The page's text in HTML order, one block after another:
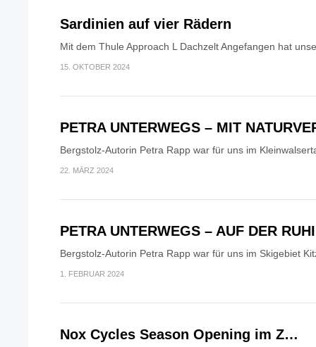
Sardinien auf vier Rädern
Mit dem Thule Approach L Dachzelt Angefangen hat
15. OKTOBER 2024
PETRA UNTERWEGS – MIT
Bergstolz-Autorin Petra Rapp war für uns im
22. MÄRZ 2024
PETRA UNTERWEGS – AUF DER
Bergstolz-Autorin Petra Rapp war für uns im Skigebiet
1. FEBRUAR 2024
Nox Cycles Season Opening im Z…